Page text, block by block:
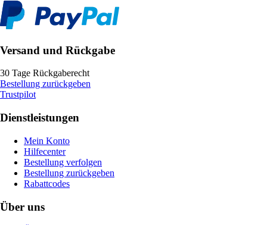
Versand und Rückgabe
30 Tage Rückgaberecht
Bestellung zurückgeben
Trustpilot
Dienstleistungen
Mein Konto
Hilfecenter
Bestellung verfolgen
Bestellung zurückgeben
Rabattcodes
Über uns